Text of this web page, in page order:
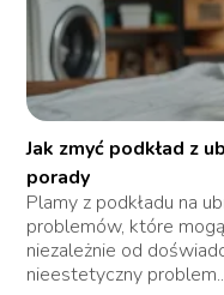
Jak zmyć podkład z
porady
Plamy z podkładu na
problemów, które
niezależnie od
nieestetyczny